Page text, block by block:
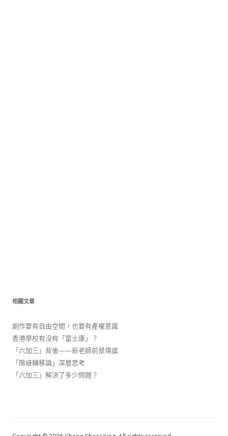
相關文章
創作要有自由空間，也要有產權意識
香港學校有沒有「富士康」？
「六加三」背後——新老師前景堪虞
「階級轉移論」深層思考
「六加三」解決了多少問題？